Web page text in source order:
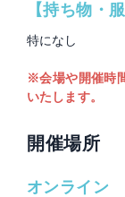
【持ち物・服
特になし
※会場や開催時
いたします。
開催場所
オンライン